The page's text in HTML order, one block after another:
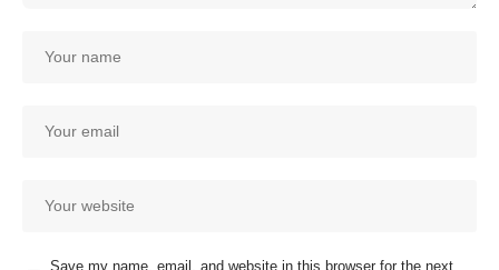
Save my name, email, and website in this browser for the next